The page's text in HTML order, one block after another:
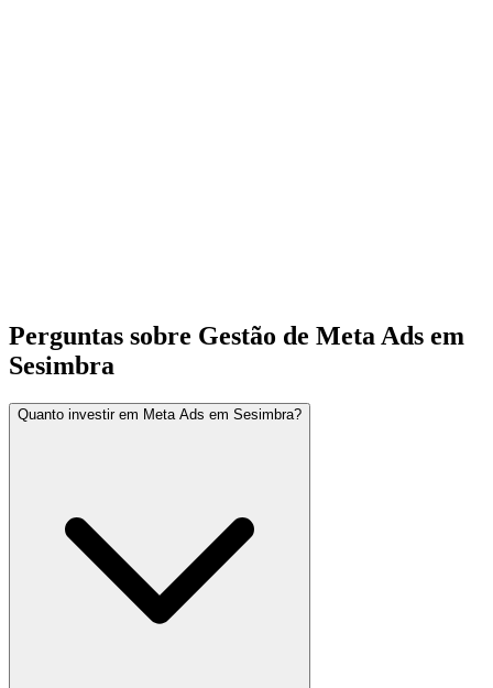
Perguntas sobre Gestão de Meta Ads em
Sesimbra
Quanto investir em Meta Ads em Sesimbra?